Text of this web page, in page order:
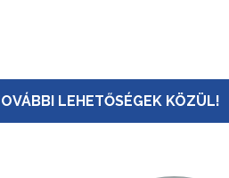
LEHETŐSÉGEK KÖZÜL!